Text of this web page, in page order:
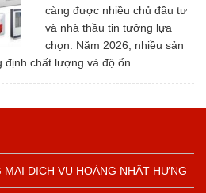
càng được nhiều chủ đầu tư
và nhà thầu tin tưởng lựa
chọn. Năm 2026, nhiều sản
chất lượng và độ ổn...
DỊCH VỤ HOÀNG NHẬT HƯNG